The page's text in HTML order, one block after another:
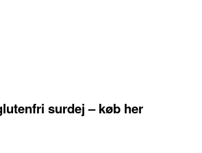
surdej – køb her